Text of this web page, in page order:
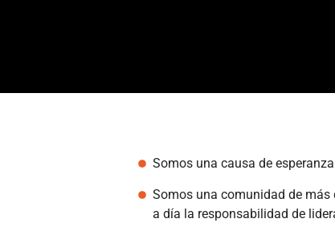
Somos una causa de
Somos una comunidad de más
a día la responsabilidad de